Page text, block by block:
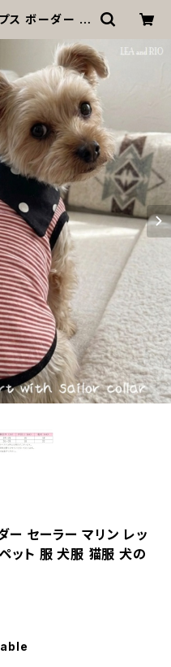
ス ボーダー セ
犬服 猫服 犬の
不可 | MOANA
ー セーラー マリン レッ
ット 服 犬服 猫服 犬の